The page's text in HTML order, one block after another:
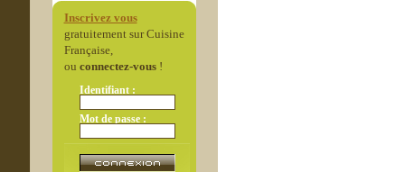
Inscrivez vous
gratuitement sur Cuisine
Française,
ou connectez-vous!
Identifiant :
Mot de passe :